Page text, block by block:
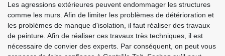
Les agressions extérieures peuvent endommager les structures
comme les murs. Afin de limiter les problèmes de détérioration et
les problèmes de manque d'isolation, il faut réaliser des travaux
de peinture. Afin de réaliser ces travaux très techniques, il est
nécessaire de convier des experts. Par conséquent, on peut vous